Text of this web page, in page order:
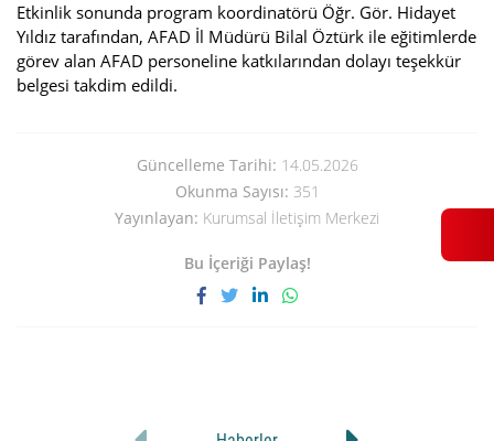
Etkinlik sonunda program koordinatörü Öğr. Gör. Hidayet
Yıldız tarafından, AFAD İl Müdürü Bilal Öztürk ile eğitimlerde
görev alan AFAD personeline katkılarından dolayı teşekkür
belgesi takdim edildi.
Güncelleme Tarihi: 14.05.2026
Okunma Sayısı: 351
Yayınlayan: Kurumsal İletişim Merkezi
Bu İçeriği Paylaş!